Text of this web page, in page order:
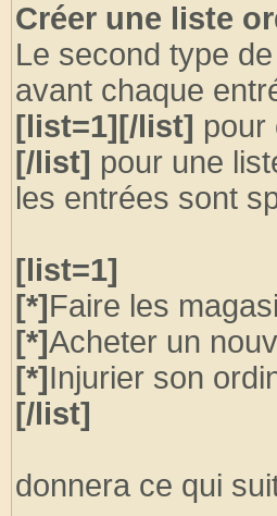
Créer une liste
Le second type
avant chaque
[list=1][/list] pour
[/list] pour une
les entrées sont
[list=1]
[*]Faire les
[*]Acheter un
[*]Injurier son
[/list]
donnera ce qui